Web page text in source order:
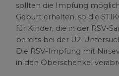
sollten die Impfung
Geburt erhalten, so die
für Kinder, die in der RSV-
bereits bei der U2-
Die RSV-Impfung mit
in den Oberschenkel